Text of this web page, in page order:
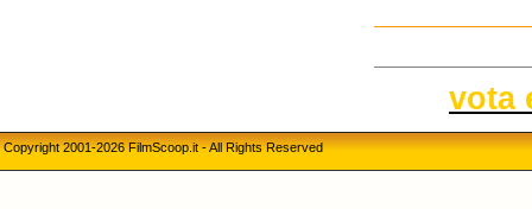
vota
Copyright 2001-2026 FilmScoop.it - All Rights Reserved